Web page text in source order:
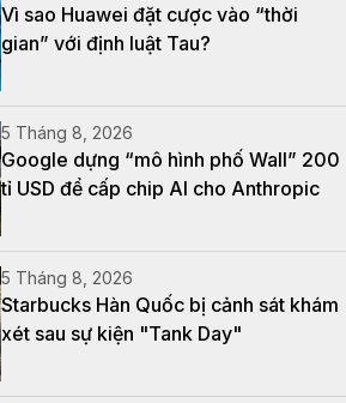
Vì sao Huawei đặt cược vào “thời
gian” với định luật Tau?
5 Tháng 8, 2026
Google dựng “mô hình phố Wall” 200
tỉ USD để cấp chip AI cho Anthropic
5 Tháng 8, 2026
Starbucks Hàn Quốc bị cảnh sát khám
xét sau sự kiện "Tank Day"